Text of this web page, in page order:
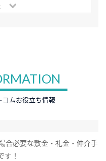
ムお役立ち情報
合必要な敷金・礼金・仲介手
す！